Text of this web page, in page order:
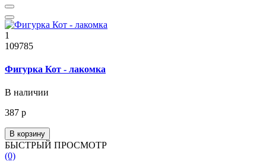
1
109785
Фигурка Кот - лакомка
В наличии
387 р
В корзину
БЫСТРЫЙ ПРОСМОТР
(0)